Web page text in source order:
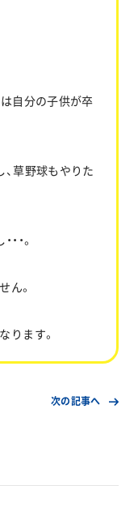
自分の子供が卒
草野球もやりた
・。
ん。
ります。
次の記事へ